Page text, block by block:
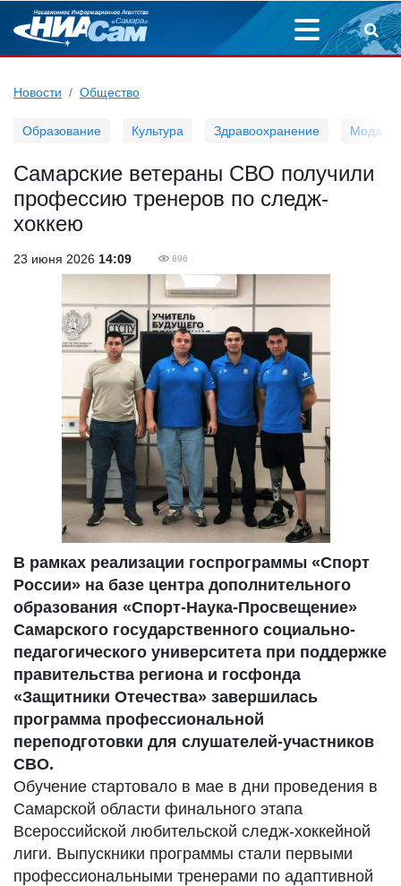
Новости Общество
Образование Культура Здравоохранение Мода
Самарские ветераны СВО получили
профессию тренеров по следж-
хоккею
23 июня 2026 14:09 896
В рамках реализации госпрограммы «Спорт
России» на базе центра дополнительного
образования «Спорт-Наука-Просвещение»
Самарского государственного социально-
педагогического университета при поддержке
правительства региона и госфонда
«Защитники Отечества» завершилась
программа профессиональной
переподготовки для слушателей-участников
СВО.
Обучение стартовало в мае в дни проведения в
Самарской области финального этапа
Всероссийской любительской следж-хоккейной
лиги. Выпускники программы стали первыми
профессиональными тренерами по адаптивной